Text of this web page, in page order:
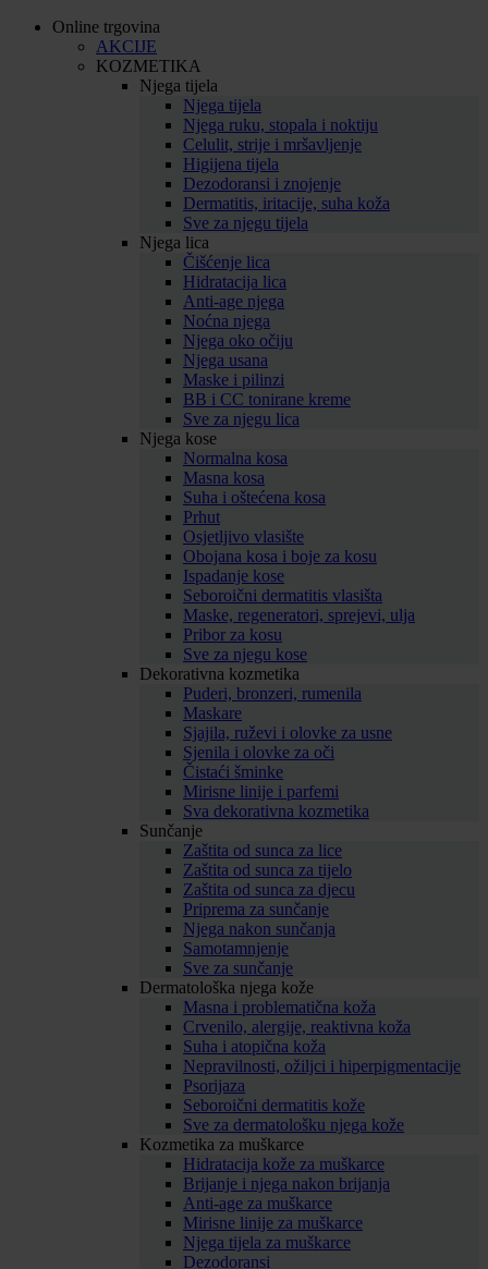
Online trgovina
AKCIJE
KOZMETIKA
Njega tijela
Njega tijela
Njega ruku, stopala i noktiju
Celulit, strije i mršavljenje
Higijena tijela
Dezodoransi i znojenje
Dermatitis, iritacije, suha koža
Sve za njegu tijela
Njega lica
Čišćenje lica
Hidratacija lica
Anti-age njega
Noćna njega
Njega oko očiju
Njega usana
Maske i pilinzi
BB i CC tonirane kreme
Sve za njegu lica
Njega kose
Normalna kosa
Masna kosa
Suha i oštećena kosa
Prhut
Osjetljivo vlasište
Obojana kosa i boje za kosu
Ispadanje kose
Seboroični dermatitis vlasišta
Maske, regeneratori, sprejevi, ulja
Pribor za kosu
Sve za njegu kose
Dekorativna kozmetika
Puderi, bronzeri, rumenila
Maskare
Sjajila, ruževi i olovke za usne
Sjenila i olovke za oči
Čistaći šminke
Mirisne linije i parfemi
Sva dekorativna kozmetika
Sunčanje
Zaštita od sunca za lice
Zaštita od sunca za tijelo
Zaštita od sunca za djecu
Priprema za sunčanje
Njega nakon sunčanja
Samotamnjenje
Sve za sunčanje
Dermatološka njega kože
Masna i problematična koža
Crvenilo, alergije, reaktivna koža
Suha i atopična koža
Nepravilnosti, ožiljci i hiperpigmentacije
Psorijaza
Seboroični dermatitis kože
Sve za dermatološku njega kože
Kozmetika za muškarce
Hidratacija kože za muškarce
Brijanje i njega nakon brijanja
Anti-age za muškarce
Mirisne linije za muškarce
Njega tijela za muškarce
Dezodoransi